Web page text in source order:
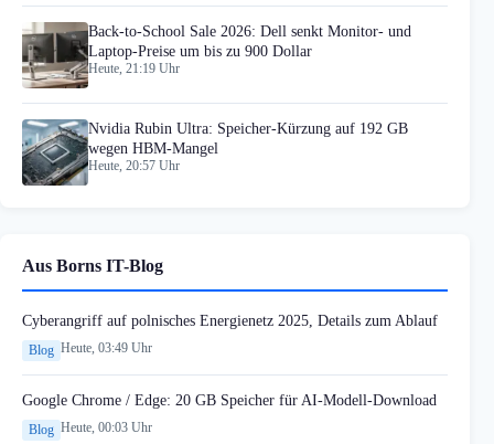
Back-to-School Sale 2026: Dell senkt Monitor- und
Laptop-Preise um bis zu 900 Dollar
Heute, 21:19 Uhr
Nvidia Rubin Ultra: Speicher-Kürzung auf 192 GB
wegen HBM-Mangel
Heute, 20:57 Uhr
Aus Borns IT-Blog
Cyberangriff auf polnisches Energienetz 2025, Details zum Ablauf
Blog Heute, 03:49 Uhr
Google Chrome / Edge: 20 GB Speicher für AI-Modell-Download
Blog Heute, 00:03 Uhr